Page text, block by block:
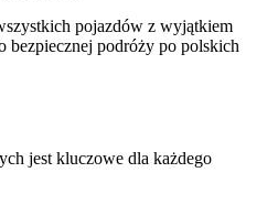
pojazdów z wyjątkiem
bezpiecznej podróży po polskich
jest kluczowe⁢ dla każdego